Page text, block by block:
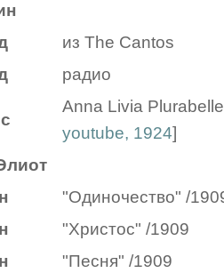
из The Cantos
радио
Anna Livia
youtube, 1924]
"Одиночество" /
"Христос" /1909
"Песня" /1909